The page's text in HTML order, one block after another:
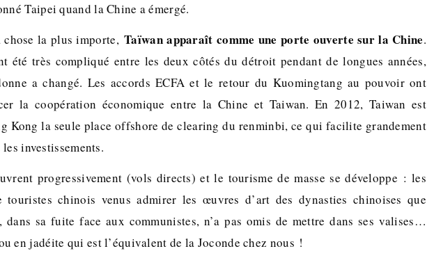
Taipei quand la Chine a émergé.
chose la plus importe,Taïwan apparaît comme une porte ouverte sur la Chine.
été très compliqué entre les deux côtés du détroit pendant de longues années,
a changé. Les accords ECFA et le retour du Kuomingtang au pouvoir ont
la coopération économique entre la Chine et Taiwan. En 2012, Taiwan est
Kong la seule place offshore de clearing du renminbi, ce qui facilite grandement
investissements.
progressivement (vols directs) et le tourisme de masse se développe : les
touristes chinois venus admirer les œuvres d’art des dynasties chinoises que
dans sa fuite face aux communistes, n’a pas omis de mettre dans ses valises…
en jadéite qui est l’équivalent de la Joconde chez nous !